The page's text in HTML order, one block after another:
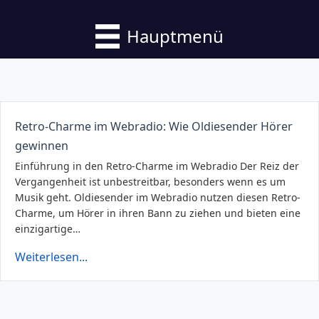
Hauptmenü
Retro-Charme im Webradio: Wie Oldiesender Hörer
gewinnen
Einführung in den Retro-Charme im Webradio Der Reiz der
Vergangenheit ist unbestreitbar, besonders wenn es um
Musik geht. Oldiesender im Webradio nutzen diesen Retro-
Charme, um Hörer in ihren Bann zu ziehen und bieten eine
einzigartige…
Weiterlesen...